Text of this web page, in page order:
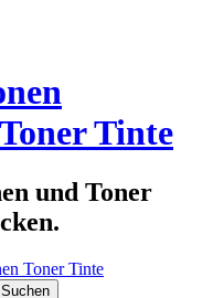
Tinte
und Toner